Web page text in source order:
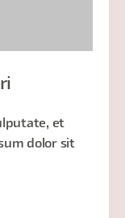
et
dolor sit